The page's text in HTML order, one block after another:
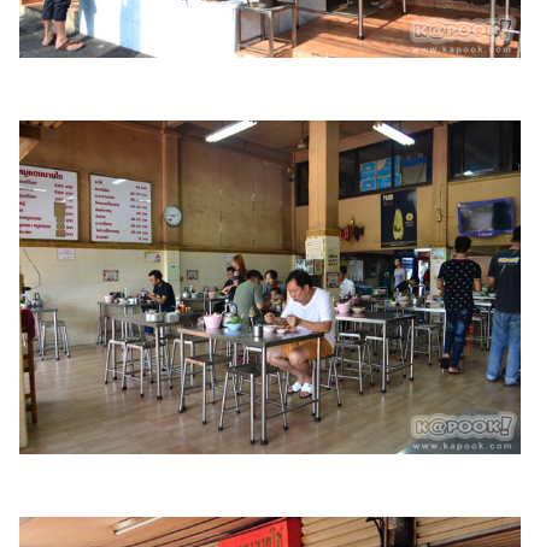
Infographic
แอปฯ
กระปุก
คอร์ส
ออนไลน์
เรียน
เลข
ออนไลน์
ติดต่อ
แจ้ง